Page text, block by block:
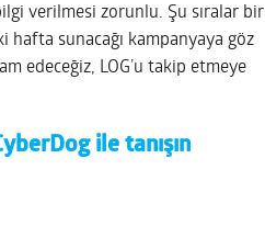
verilmesi zorunlu. Şu sıralar bir
hafta sunacağı kampanyaya göz
edeceğiz, LOG’u takip etmeye
ile tanışın